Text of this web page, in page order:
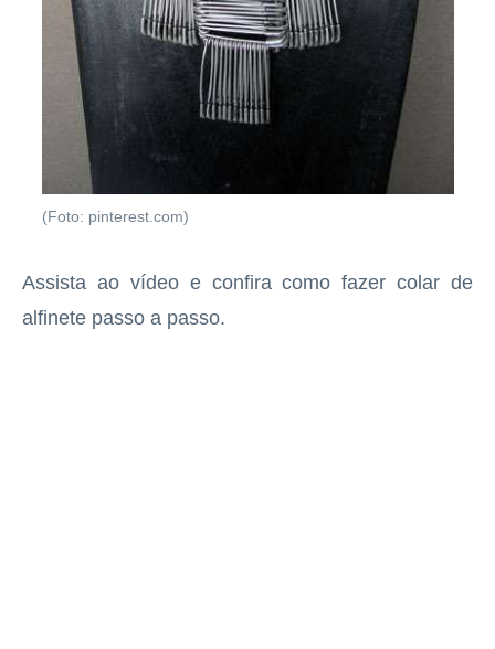
(Foto: pinterest.com)
Assista ao vídeo e confira como fazer colar de
alfinete passo a passo.